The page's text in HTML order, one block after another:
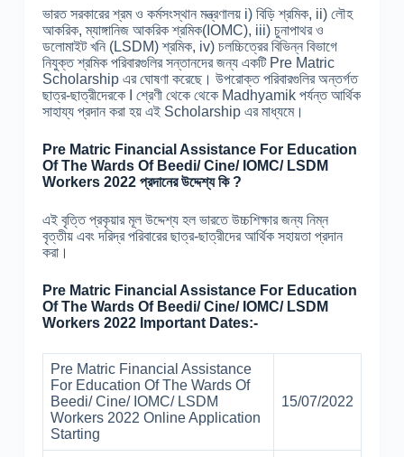
ভারত সরকারের শ্রম ও কর্মসংস্থান মন্ত্রণালয় i) বিড়ি শ্রমিক, ii) লৌহ
আকরিক, ম্যাঙ্গানিজ আকরিক শ্রমিক(IOMC), iii) চুনাপাথর ও
ডলোমাইট খনি (LSDM) শ্রমিক, iv) চলচ্চিত্রের বিভিন্ন বিভাগে
নিযুক্ত শ্রমিক পরিবারগুলির সন্তানদের জন্য একটি Pre Matric
Scholarship এর ঘোষণা করেছে। উপরোক্ত পরিবারগুলির অন্তর্গত
ছাত্র-ছাত্রীদেরকে I শ্রেণী থেকে থেকে Madhyamik পর্যন্ত আর্থিক
সাহায্য প্রদান করা হয় এই Scholarship এর মাধ্যমে।
Pre Matric Financial Assistance For Education
Of The Wards Of Beedi/ Cine/ IOMC/ LSDM
Workers 2022 প্রদানের উদ্দেশ্য কি ?
এই বৃত্তি প্রকৃয়ার মূল উদ্দেশ্য হল ভারতে উচ্চশিক্ষার জন্য নিম্ন
বৃত্তীয় এবং দরিদ্র পরিবারের ছাত্র-ছাত্রীদের আর্থিক সহায়তা প্রদান
করা।
Pre Matric Financial Assistance For Education
Of The Wards Of Beedi/ Cine/ IOMC/ LSDM
Workers 2022 Important Dates:-
Pre Matric Financial Assistance
For Education Of The Wards Of
Beedi/ Cine/ IOMC/ LSDM
Workers 2022 Online Application
Starting
15/07/2022